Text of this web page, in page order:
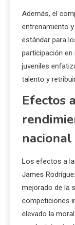
Además, el
entrenamiento
estándar para
participación
juveniles
talento y
Efectos
nacional
Los efectos a
James
mejorado de la
competiciones
elevado la